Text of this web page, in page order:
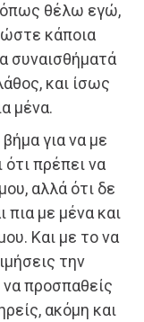
όπως θέλω εγώ,
ώστε κάποια
συναισθήματά
και ίσως
μένα.
για να με
ότι πρέπει να
αλλά ότι δε
πια με μένα και
Και με το να
την
προσπαθείς
ακόμη και